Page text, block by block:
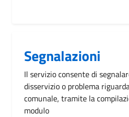
Segnalazioni
Il servizio consente di
disservizio o problema
comunale, tramite la
modulo